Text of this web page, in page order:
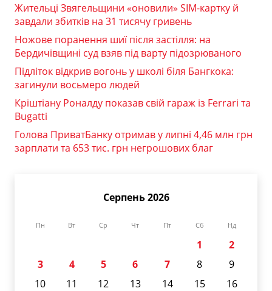
Жительці Звягельщини «оновили» SIM-картку й
завдали збитків на 31 тисячу гривень
Ножове поранення шиї після застілля: на
Бердичівщині суд взяв під варту підозрюваного
Підліток відкрив вогонь у школі біля Бангкока:
загинули восьмеро людей
Кріштіану Роналду показав свій гараж із Ferrari та
Bugatti
Голова ПриватБанку отримав у липні 4,46 млн грн
зарплати та 653 тис. грн негрошових благ
Серпень 2026
Пн Вт Ср Чт Пт Сб Нд
1
2
3
4 5 6 7 8
9
10
11 12 13 14 15
16